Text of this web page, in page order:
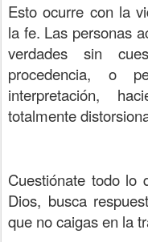
Esto ocurre con la
la fe. Las personas
verdades sin
procedencia, o
interpretación,
totalmente
Cuestiónate todo lo
Dios, busca
que no caigas en la